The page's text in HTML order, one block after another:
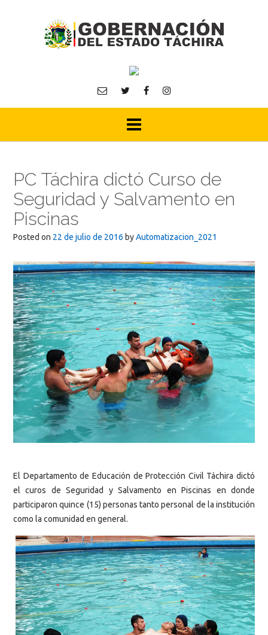
PC Táchira dictó Curso de
Seguridad y Salvamento en
Piscinas
Posted on 22 de julio de 2016 byAutomatizacion_2021
El Departamento de Educación de Protección Civil Táchira dictó
el curos de Seguridad y Salvamento en Piscinas en donde
participaron quince (15) personas tanto personal de la institución
como la comunidad en general.